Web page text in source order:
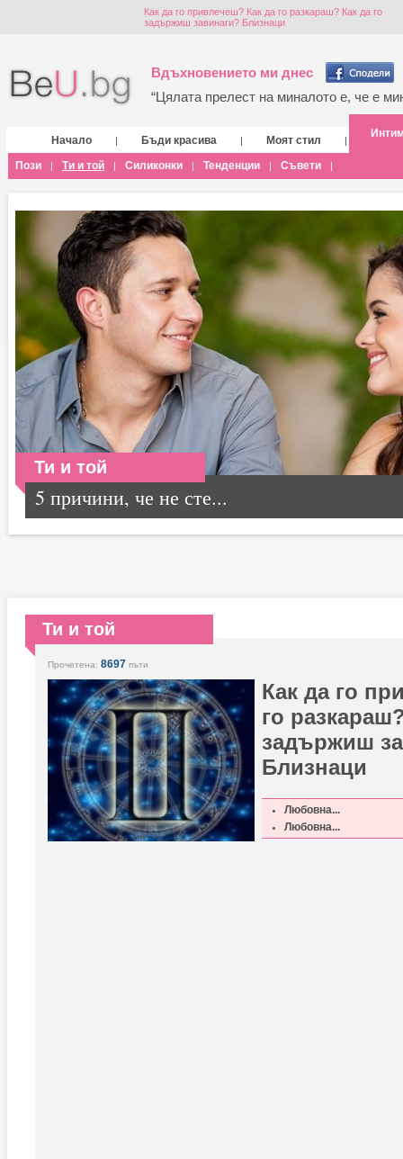
Как да го привлечеш? Как да го разкараш? Как да го
задържиш завинаги? Близнаци
Вдъхновението ми днес
“Цялата прелест на миналото е, че е
Начало | Бъди красива | Моят стил |
Пози | Ти и той | Силиконки | Тенденции | Съвети |
Ти и той
5 причини, че не сте...
Ти и той
Прочетена: 8697 пъти
Как да го
го
задържиш
Близнаци
Любовна...
Любовна...